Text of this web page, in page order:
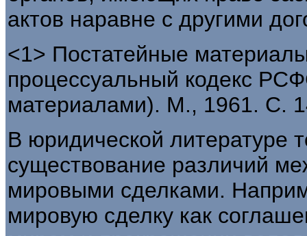
актов наравне с другими
<1> Постатейные
процессуальный кодекс
материалами). М., 1961. С.
В юридической литературе
существование различий
мировыми сделками.
мировую сделку как